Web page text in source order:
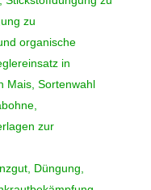
zu
organische
in
Mais, Sortenwahl
zur
Düngung,